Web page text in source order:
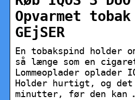
Opvarmet
GEjSER
En tobakspind holder
så længe som en
Lommeoplader oplader
Holder hurtigt, og det
minutter, før den kan